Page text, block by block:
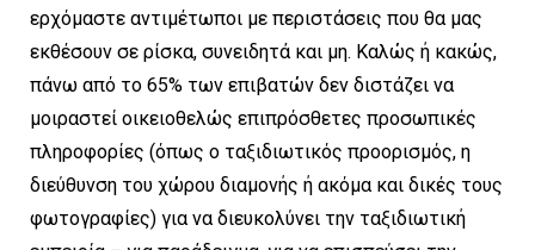
ερχόμαστε αντιμέτωποι με περιστάσεις που θα μας
εκθέσουν σε ρίσκα, συνειδητά και μη. Καλώς ή κακώς,
πάνω από το 65% των επιβατών δεν διστάζει να
μοιραστεί οικειοθελώς επιπρόσθετες προσωπικές
πληροφορίες (όπως ο ταξιδιωτικός προορισμός, η
διεύθυνση του χώρου διαμονής ή ακόμα και δικές τους
φωτογραφίες) για να διευκολύνει την ταξιδιωτική